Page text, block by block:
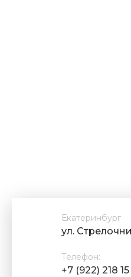
Екатеринбург
ул.
Телефон:
+7 (922) 218